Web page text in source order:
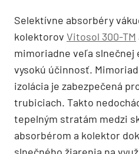
Selektívne absorbéry
kolektorov Vitosol 300-TM
mimoriadne veľa slnečnej
vysokú účinnosť.
izolácia je zabezpečená
trubiciach. Takto
tepelným stratám medzi
absorbérom a kolektor